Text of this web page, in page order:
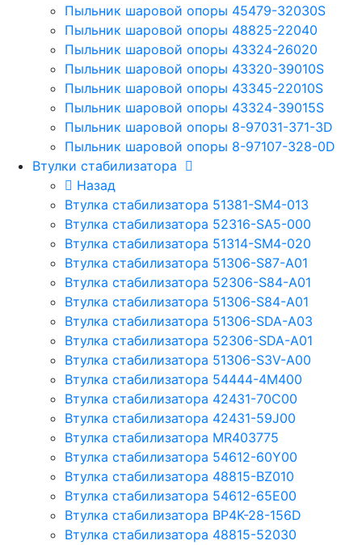
Пыльник шаровой опоры 45479-32030S
Пыльник шаровой опоры 48825-22040
Пыльник шаровой опоры 43324-26020
Пыльник шаровой опоры 43320-39010S
Пыльник шаровой опоры 43345-22010S
Пыльник шаровой опоры 43324-39015S
Пыльник шаровой опоры 8-97031-371-3D
Пыльник шаровой опоры 8-97107-328-0D
Втулки стабилизатора
Назад
Втулка стабилизатора 51381-SM4-013
Втулка стабилизатора 52316-SA5-000
Втулка стабилизатора 51314-SM4-020
Втулка стабилизатора 51306-S87-A01
Втулка стабилизатора 52306-S84-A01
Втулка стабилизатора 51306-S84-A01
Втулка стабилизатора 51306-SDA-A03
Втулка стабилизатора 52306-SDA-A01
Втулка стабилизатора 51306-S3V-A00
Втулка стабилизатора 54444-4M400
Втулка стабилизатора 42431-70С00
Втулка стабилизатора 42431-59J00
Втулка стабилизатора MR403775
Втулка стабилизатора 54612-60Y00
Втулка стабилизатора 48815-BZ010
Втулка стабилизатора 54612-65Е00
Втулка стабилизатора BP4K-28-156D
Втулка стабилизатора 48815-52030